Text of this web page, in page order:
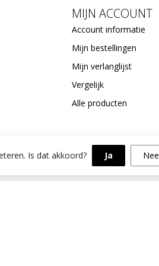
MIJN ACCOUNT
Account informatie
Mijn bestellingen
Mijn verlanglijst
Vergelijk
Alle producten
Is dat akkoord? Ja Nee